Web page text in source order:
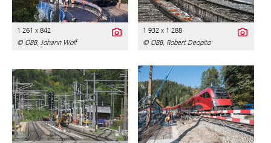
1 261 x 842
© ÖBB, Johann Wolf
1 932 x 1 288
© ÖBB, Robert Deopito